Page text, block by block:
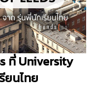
ที่ University
ยนไทย